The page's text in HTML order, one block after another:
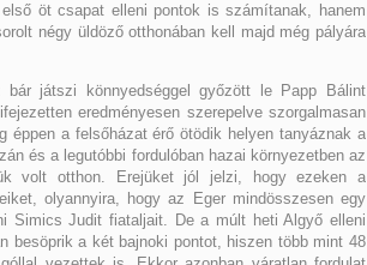
öt csapat elleni pontok is számítanak, hanem
négy üldöző otthonában kell majd még pályára
játszi könnyedséggel győzött le Papp Bálint
eredményesen szerepelve szorgalmasan
a felsőházat érő ötödik helyen tanyáznak a
és a legutóbbi fordulóban hazai környezetben az
volt otthon. Erejüket jól jelzi, hogy ezeken a
olyannyira, hogy az Eger mindösszesen egy
Simics Judit fiataljait. De a múlt heti Algyő elleni
besöprik a két bajnoki pontot, hiszen több mint 48